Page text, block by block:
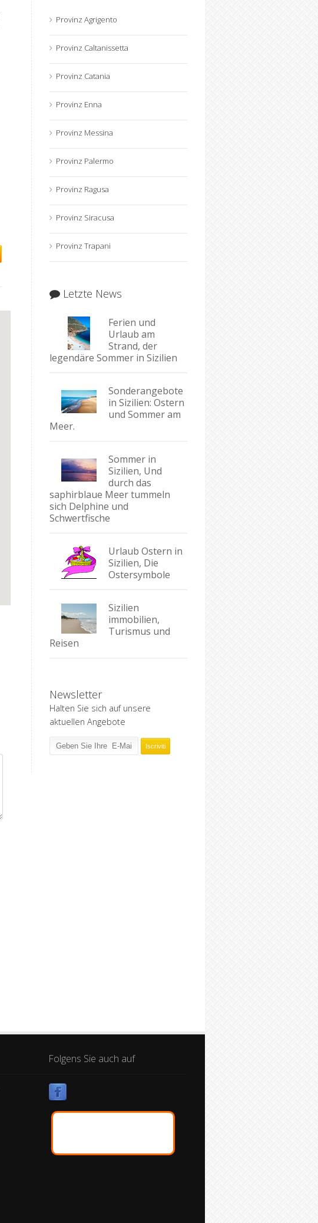
Provinz Agrigento
Provinz Caltanissetta
Provinz Catania
Provinz Enna
Provinz Messina
Provinz Palermo
Provinz Ragusa
Provinz Siracusa
Provinz Trapani
Letzte News
Ferien und
Urlaub am
Strand, der
legendäre Sommer in Sizilien
Sonderangebote
in Sizilien: Ostern
und Sommer am
Meer.
Sommer in
Sizilien, Und
durch das
saphirblaue Meer tummeln
sich Delphine und
Schwertfische
Urlaub Ostern in
Sizilien, Die
Ostersymbole
Sizilien
immobilien,
Turismus und
Reisen
Newsletter
Halten Sie sich auf unsere
aktuellen Angebote
Folgens Sie auch auf